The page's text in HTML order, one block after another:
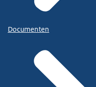
Documenten